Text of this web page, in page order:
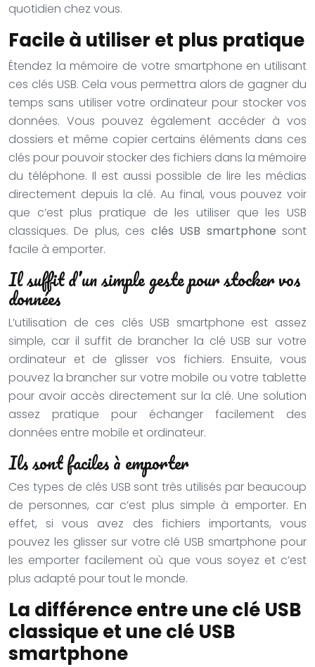
quotidien chez vous.
Facile à utiliser et plus pratique
Étendez la mémoire de votre smartphone en utilisant
ces clés USB. Cela vous permettra alors de gagner du
temps sans utiliser votre ordinateur pour stocker vos
données. Vous pouvez également accéder à vos
dossiers et même copier certains éléments dans ces
clés pour pouvoir stocker des fichiers dans la mémoire
du téléphone. Il est aussi possible de lire les médias
directement depuis la clé. Au final, vous pouvez voir
que c’est plus pratique de les utiliser que les USB
classiques. De plus, ces clés USB smartphone sont
facile à emporter.
Il suffit d’un simple geste pour stocker vos
données
L’utilisation de ces clés USB smartphone est assez
simple, car il suffit de brancher la clé USB sur votre
ordinateur et de glisser vos fichiers. Ensuite, vous
pouvez la brancher sur votre mobile ou votre tablette
pour avoir accès directement sur la clé. Une solution
assez pratique pour échanger facilement des
données entre mobile et ordinateur.
Ils sont faciles à emporter
Ces types de clés USB sont très utilisés par beaucoup
de personnes, car c’est plus simple à emporter. En
effet, si vous avez des fichiers importants, vous
pouvez les glisser sur votre clé USB smartphone pour
les emporter facilement où que vous soyez et c’est
plus adapté pour tout le monde.
La différence entre une clé USB
classique et une clé USB
smartphone